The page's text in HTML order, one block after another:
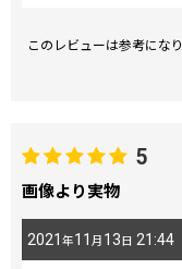
は欲しい、という
気球の模様も色々あ
手帳などをまとめる
このレビューは参考にな
5
画像より実物
2021 年11 月 13日 21:44